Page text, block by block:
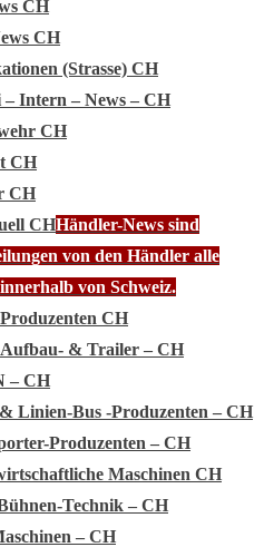
CH
CH
(Strasse) CH
– Intern – News – CH
CH
CH
CH
CHHändler-News sind
von den Händler alle
von Schweiz.
CH
& Trailer – CH
– CH
Linien-Bus -Produzenten – CH
Produzenten – CH
Maschinen CH
Technik – CH
– CH